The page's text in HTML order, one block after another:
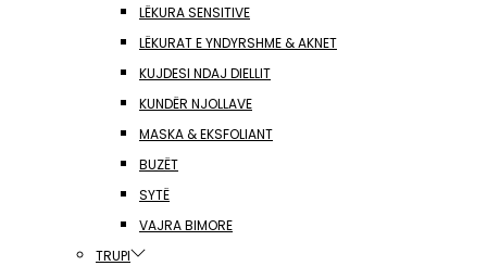
LËKURA SENSITIVE
LËKURAT E YNDYRSHME & AKNET
KUJDESI NDAJ DIELLIT
KUNDËR NJOLLAVE
MASKA & EKSFOLIANT
BUZËT
SYTË
VAJRA BIMORE
TRUPI